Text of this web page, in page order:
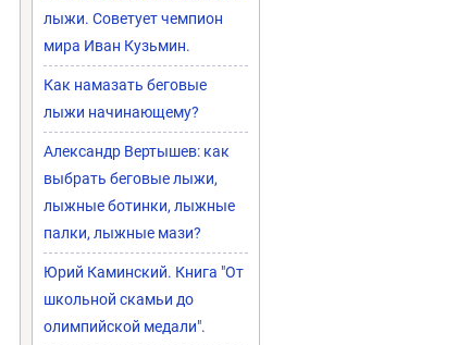
лыжи. Советует чемпион
мира Иван Кузьмин.
Как намазать беговые
лыжи начинающему?
Александр Вертышев: как
выбрать беговые лыжи,
лыжные ботинки, лыжные
палки, лыжные мази?
Юрий Каминский. Книга "От
школьной скамьи до
олимпийской медали".